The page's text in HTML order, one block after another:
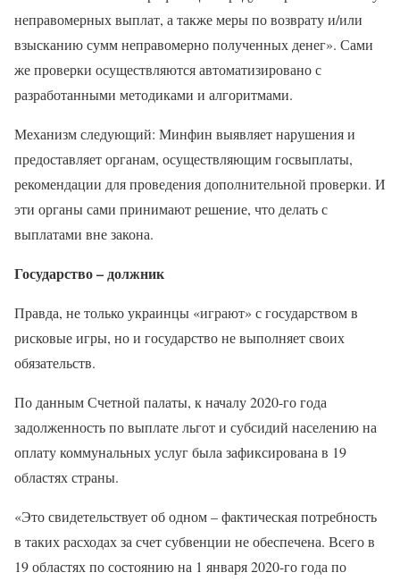
неправомерных выплат, а также меры по возврату и/или
взысканию сумм неправомерно полученных денег». Сами
же проверки осуществляются автоматизировано с
разработанными методиками и алгоритмами.
Механизм следующий: Минфин выявляет нарушения и
предоставляет органам, осуществляющим госвыплаты,
рекомендации для проведения дополнительной проверки. И
эти органы сами принимают решение, что делать с
выплатами вне закона.
Государство – должник
Правда, не только украинцы «играют» с государством в
рисковые игры, но и государство не выполняет своих
обязательств.
По данным Счетной палаты, к началу 2020-го года
задолженность по выплате льгот и субсидий населению на
оплату коммунальных услуг была зафиксирована в 19
областях страны.
«Это свидетельствует об одном – фактическая потребность
в таких расходах за счет субвенции не обеспечена. Всего в
19 областях по состоянию на 1 января 2020-го года по